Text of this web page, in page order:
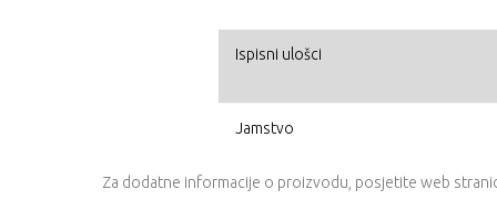
Ispisni ulošci
Jamstvo
Za dodatne informacije o proizvodu, posjetite web